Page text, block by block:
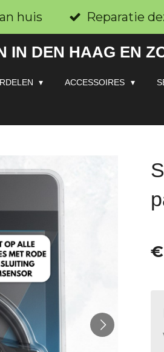
huis Reparatie
IN DEN HAAG EN
ACCESSOIRES